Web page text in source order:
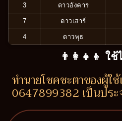
3 ดาวอังคาร
7 ดาวเสาร์
4 ดาวพุธ
👨‍👩‍👧‍👦 ใ
ทำนายโชคชะตาของผู้ใ
0647899382 เป็นประ